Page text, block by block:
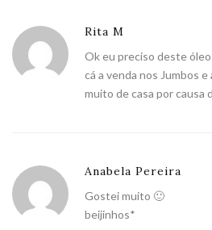
Rita M
Ok eu preciso deste óleo
cá a venda nos Jumbos
muito de casa por causa
Anabela Pereira
Gostei muito 🙂
beijinhos*